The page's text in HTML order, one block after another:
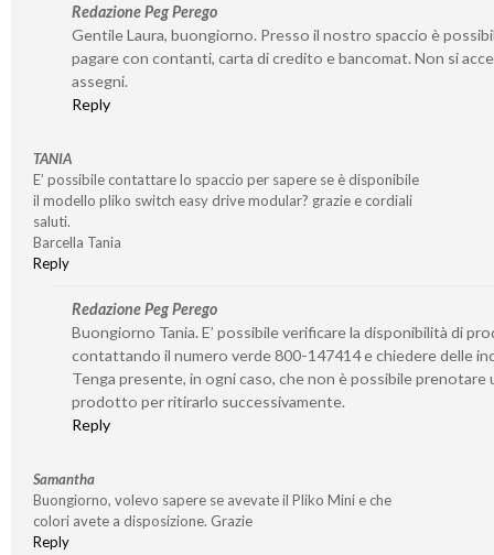
Redazione Peg Perego
Gentile Laura, buongiorno. Presso il nostro spaccio è
pagare con contanti, carta di credito e bancomat. Non si
assegni.
Reply
TANIA
E’ possibile contattare lo spaccio per sapere se è disponibile
il modello pliko switch easy drive modular? grazie e cordiali
saluti.
Barcella Tania
Reply
Redazione Peg Perego
Buongiorno Tania. E’ possibile verificare la disponibilità di
contattando il numero verde 800-147414 e chiedere delle
Tenga presente, in ogni caso, che non è possibile prenotare
prodotto per ritirarlo successivamente.
Reply
Samantha
Buongiorno, volevo sapere se avevate il Pliko Mini e che
colori avete a disposizione. Grazie
Reply